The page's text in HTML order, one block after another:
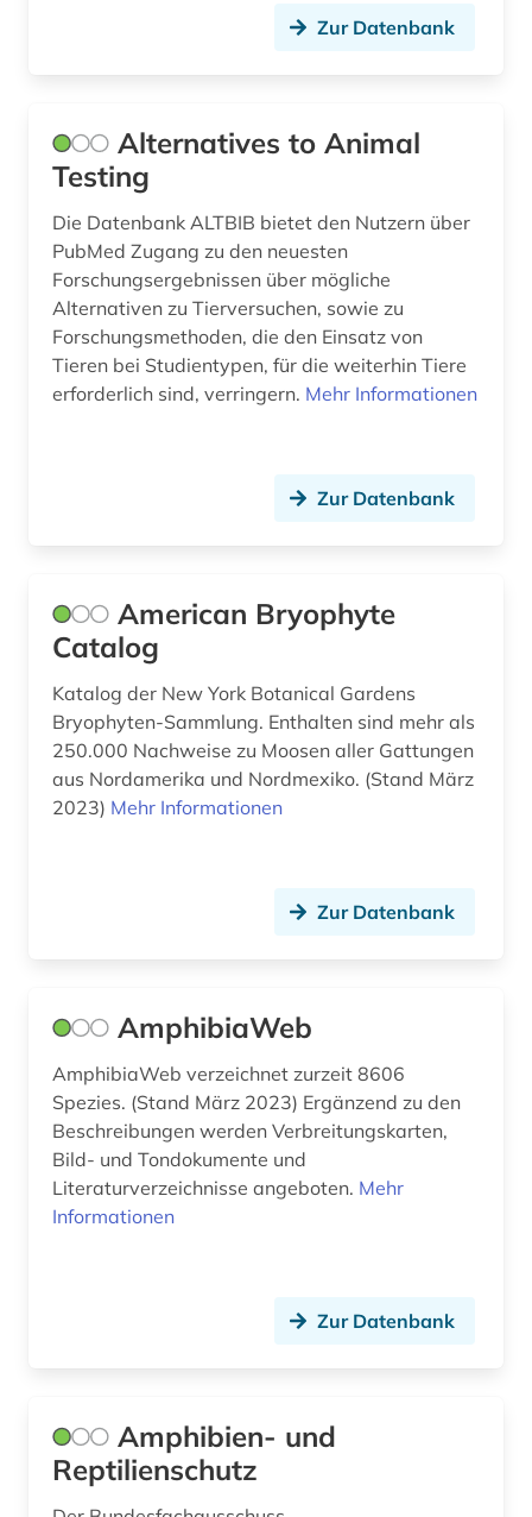
darwin (1)
darwin, charles | naturwissenschaftler;
biologe; geologe (1)
data mining (1)
datenaustausch (1)
designregister (1)
desinfektionsmittel (1)
digitalisierung (2)
dns (4)
dns-sequenz (3)
dokumentenserver (3)
ektotrophe mykorrhiza (1)
electronic lab notebook (1)
elektrochemie (1)
elektronische zeitschrift (1)
entomologie (4)
enzym (4)
Zur Datenbank
Alternatives to Animal
Testing
Die Datenbank ALTBIB bietet den Nutzern über
PubMed Zugang zu den neuesten
Forschungsergebnissen über mögliche
Alternativen zu Tierversuchen, sowie zu
Forschungsmethoden, die den Einsatz von
Tieren bei Studientypen, für die weiterhin Tiere
erforderlich sind, verringern. Mehr Informationen
Zur Datenbank
American Bryophyte
Catalog
Katalog der New York Botanical Gardens
Bryophyten-Sammlung. Enthalten sind mehr als
250.000 Nachweise zu Moosen aller Gattungen
aus Nordamerika und Nordmexiko. (Stand März
2023) Mehr Informationen
Zur Datenbank
AmphibiaWeb
AmphibiaWeb verzeichnet zurzeit 8606
Spezies. (Stand März 2023) Ergänzend zu den
Beschreibungen werden Verbreitungskarten,
Bild- und Tondokumente und
Literaturverzeichnisse angeboten. Mehr
Informationen
Zur Datenbank
Amphibien- und
Reptilienschutz